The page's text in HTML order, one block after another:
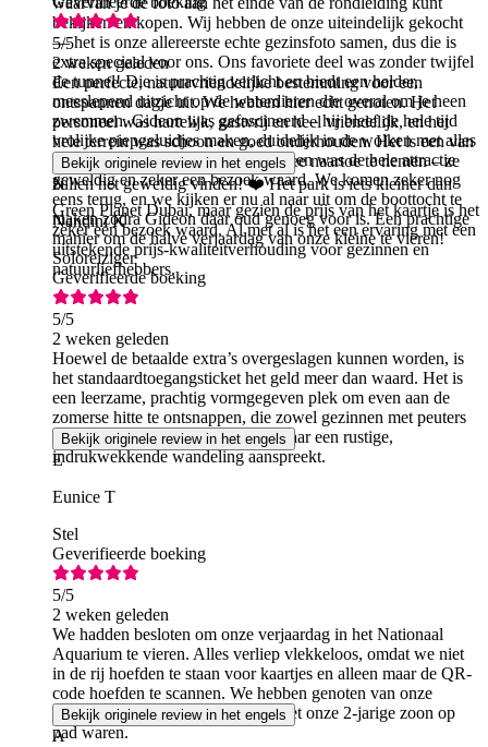
bekijken en kopen. Wij hebben de onze uiteindelijk gekocht
— het is onze allereerste echte gezinsfoto samen, dus die is
extra speciaal voor ons. Ons favoriete deel was zonder twijfel
de tunnel! Die is prachtig verlicht en biedt een helder,
meeslepend uitzicht op de waterdieren die overal om je heen
zwemmen. Gideon was gefascineerd – hij bleef de hele tijd
vrolijke piepgeluidjes maken, duidelijk in de wolken met alles
wat hij zag. Over het geheel genomen was de hele attractie
geweldig en zeker een bezoek waard. We komen zeker nog
eens terug, en we kijken er nu al naar uit om de boottocht te
maken zodra Gideon daar oud genoeg voor is. Een prachtige
manier om de halve verjaardag van onze kleine te vieren!
5/5
2 weken geleden
Een perfecte, natuurvriendelijke bestemming voor een
ontspannen dagje uit. We hebben hier echt genoten. Het
personeel was hartelijk, gastvrij en heel vriendelijk, en het
hele terrein was schoon en goed onderhouden. Het is een van
de beste plekken om je kinderen mee naartoe te nemen – ze
zullen het geweldig vinden! ❤️ Het park is iets kleiner dan
Green Planet Dubai, maar gezien de prijs van het kaartje is het
zeker een bezoek waard. Al met al is het een ervaring met een
uitstekende prijs-kwaliteitverhouding voor gezinnen en
natuurliefhebbers.
Bekijk originele review in het engels
N
Nandini K
Soloreiziger
Geverifieerde boeking
5/5
2 weken geleden
Hoewel de betaalde extra’s overgeslagen kunnen worden, is
het standaardtoegangsticket het geld meer dan waard. Het is
een leerzame, prachtig vormgegeven plek om even aan de
zomerse hitte te ontsnappen, die zowel gezinnen met peuters
als volwassenen die op zoek zijn naar een rustige,
indrukwekkende wandeling aanspreekt.
Bekijk originele review in het engels
E
Eunice T
Stel
Geverifieerde boeking
5/5
2 weken geleden
We hadden besloten om onze verjaardag in het Nationaal
Aquarium te vieren. Alles verliep vlekkeloos, omdat we niet
in de rij hoefden te staan voor kaartjes en alleen maar de QR-
code hoefden te scannen. We hebben genoten van onze
zorgeloze dag, vooral omdat we met onze 2-jarige zoon op
pad waren.
Bekijk originele review in het engels
A